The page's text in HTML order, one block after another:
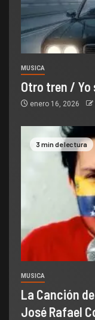
MUSICA
Otro tren / Yo
enero 16, 2026
3 min de lectura
MUSICA
La Canción de
José Rafael